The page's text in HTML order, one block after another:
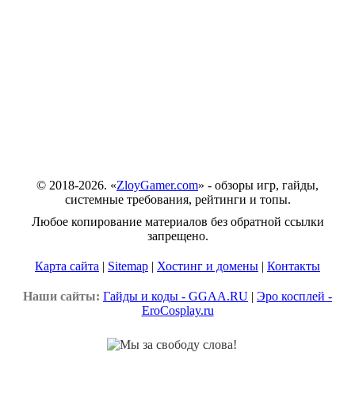
© 2018-2026. «ZloyGamer.com» - обзоры игр, гайды,
системные требования, рейтинги и топы.
Любое копирование материалов без обратной ссылки
запрещено.
Карта сайта | Sitemap | Хостинг и домены | Контакты
Наши сайты: Гайды и коды - GGAA.RU | Эро косплей -
EroCosplay.ru